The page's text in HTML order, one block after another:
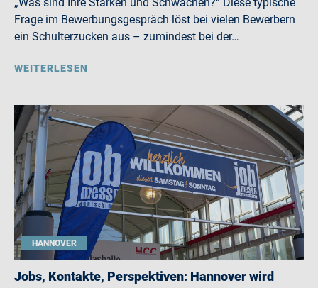
Frage im Bewerbungsgespräch löst bei vielen Bewerbern
ein Schulterzucken aus – zumindest bei der…
WEITERLESEN
HANNOVER
Jobs, Kontakte, Perspektiven: Hannover wird